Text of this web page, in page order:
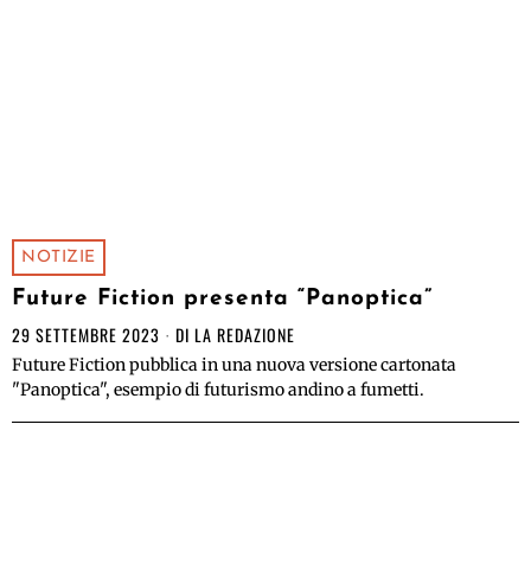
NOTIZIE
Future Fiction presenta “Panoptica”
29 SETTEMBRE 2023 DI LA REDAZIONE
Future Fiction pubblica in una nuova versione cartonata
"Panoptica", esempio di futurismo andino a fumetti.